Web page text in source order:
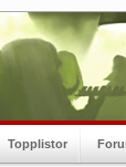
Topplistor